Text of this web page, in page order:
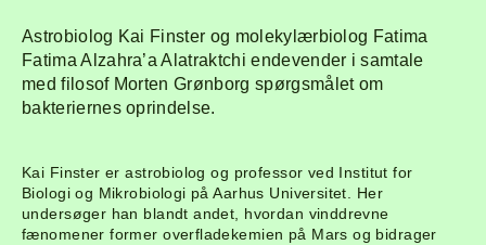
Astrobiolog Kai Finster og molekylærbiolog Fatima
Fatima Alzahra’a Alatraktchi endevender i samtale
med filosof Morten Grønborg spørgsmålet om
bakteriernes oprindelse.
Kai Finster er astrobiolog og professor ved Institut for
Biologi og Mikrobiologi på Aarhus Universitet. Her
undersøger han blandt andet, hvordan vinddrevne
fænomener former overfladekemien på Mars og bidrager